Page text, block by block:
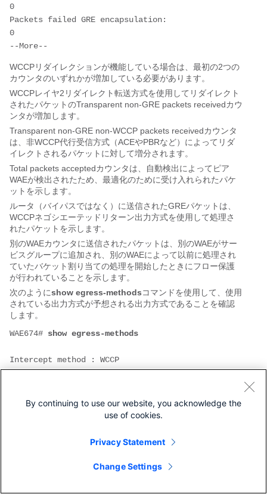
0
Packets failed GRE encapsulation:
0
WCCPリダイレクションが機能している場合は、最初の2つの
カウンタのいずれかが増加している必要があります。
WCCPレイヤ2リダイレクト転送方式を使用してリダイレクト
されたパケットのTransparent non-GRE packets receivedカウ
ンタが増加します。
Transparent non-GRE non-WCCP packets receivedカウンタ
は、非WCCP代行受信方式（ACEやPBRなど）によってリダ
イレクトされるパケットに対して増分されます。
Total packets acceptedカウンタは、自動検出によってピア
WAEが検出されたため、最適化のために受け入れられたパケ
ットを示します。
ルータ（バイパスではなく）に送信されたGREパケットは、
WCCPネゴシエーテッドリターン出力方式を使用して処理さ
れたパケットを示します。
別のWAEカウンタに送信されたパケットは、別のWAEがサー
ビスグループに追加され、別のWAEによって以前に処理され
ていたバケット割り当ての処理を開始したときにフロー保護
が行われていることを示します。
次のようにshow egress-methodsコマンドを使用して、使用
されている出力方式が予想される出力方式であることを確認
します。
WAE674# show egress-methods
Intercept method : WCCP
     WCCP negotiated return method : WCCP GRE
--------
By continuing to use our website, you acknowledge the
use of cookies.
Privacy Statement
Change Settings